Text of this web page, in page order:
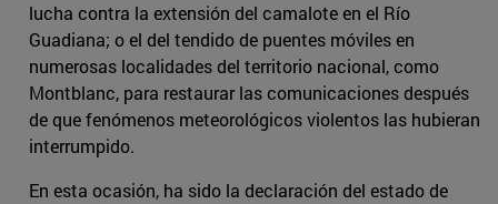
lucha contra la extensión del camalote en el Río
Guadiana; o el del tendido de puentes móviles en
numerosas localidades del territorio nacional, como
Montblanc, para restaurar las comunicaciones después
de que fenómenos meteorológicos violentos las hubieran
interrumpido.
En esta ocasión, ha sido la declaración del estado de